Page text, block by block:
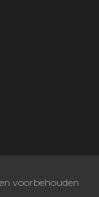
voorbehouden